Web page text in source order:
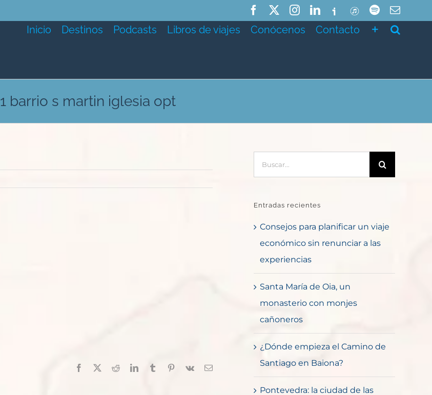
FacebookInstagramLinkedIn
IvooxITunesSpotifyCorreo
Inicio Destinos Podcasts Libros de viajes Conócenos Contacto
1 barrio s martin iglesia opt
Facebook RedditLinkedInTumblr Pinterest
Vk
Correo
Entradas recientes
Consejos para planificar un viaje
económico sin renunciar a las
experiencias
Santa María de Oia, un
monasterio con monjes
cañoneros
¿Dónde empieza el Camino de
Santiago en Baiona?
Pontevedra: la ciudad de las